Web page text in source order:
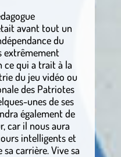
avant tout un
du
extrêmement
ce qui a trait à la
du jeu vidéo ou
des Patriotes
unes de ses
également de
car il nous aura
intelligents et
carrière. Vive sa